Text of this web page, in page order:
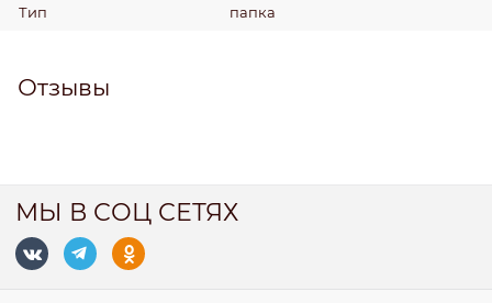
Тип папка
Отзывы
МЫ В СОЦ СЕТЯХ